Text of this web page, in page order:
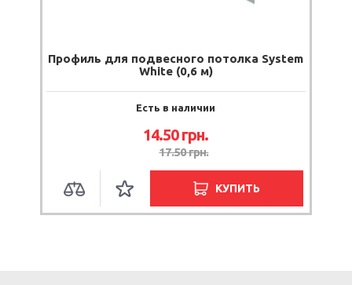
Профиль для подвесного потолка System
White (0,6 м)
Есть в наличии
14.50грн.
17.50грн.
КУПИТЬ